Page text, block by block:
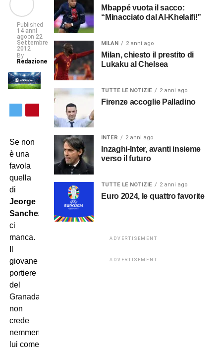
Published
14 anni
agoon 22
Settembre
2012
By
Redazione
Se non
è una
favola
quella
di
Jeorge
Sanchez
poco
ci
manca.
giovane
portiere
del
Granada,
non
crede
nemmeno
lui come
Mbappé vuota il sacco:
“Minacciato dal Al-Khelaifi!”
MILAN 2 anni ago
Milan, chiesto il prestito di
Lukaku al Chelsea
TUTTE LE NOTIZIE 2 anni ago
Firenze accoglie Palladino
INTER 2 anni ago
Inzaghi-Inter, avanti insieme
verso il futuro
TUTTE LE NOTIZIE 2 anni ago
Euro 2024, le quattro favorite
ADVERTISEMENT
ADVERTISEMENT